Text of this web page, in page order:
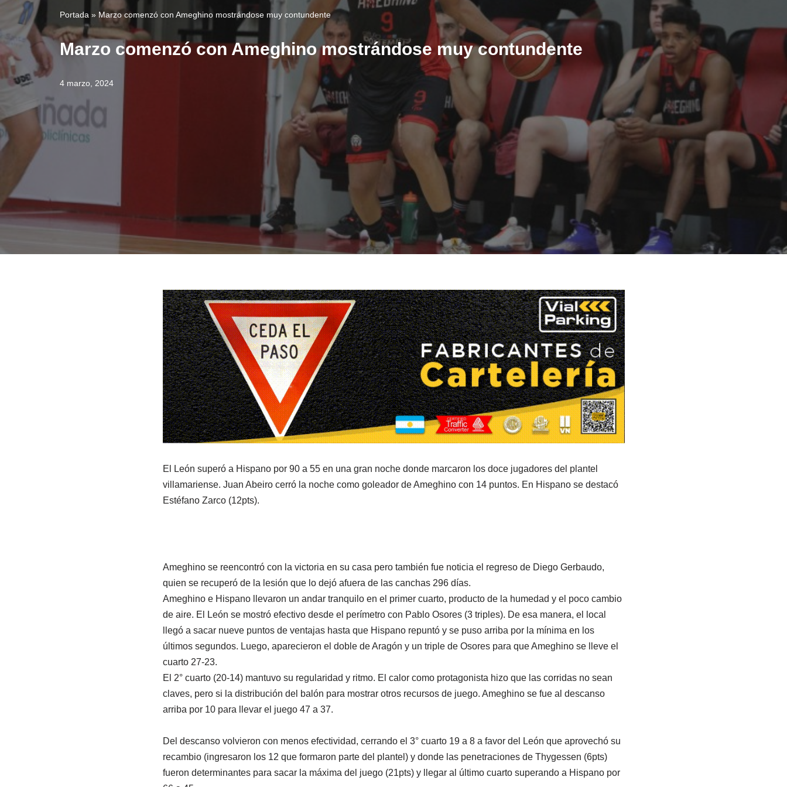
Portada » Marzo comenzó con Ameghino mostrándose muy contundente
Marzo comenzó con Ameghino mostrándose muy contundente
4 marzo, 2024
El León superó a Hispano por 90 a 55 en una gran noche donde marcaron los doce jugadores del plantel
villamariense. Juan Abeiro cerró la noche como goleador de Ameghino con 14 puntos. En Hispano se destacó
Estéfano Zarco (12pts).
Ameghino se reencontró con la victoria en su casa pero también fue noticia el regreso de Diego Gerbaudo,
quien se recuperó de la lesión que lo dejó afuera de las canchas 296 días.
Ameghino e Hispano llevaron un andar tranquilo en el primer cuarto, producto de la humedad y el poco cambio
de aire. El León se mostró efectivo desde el perímetro con Pablo Osores (3 triples). De esa manera, el local
llegó a sacar nueve puntos de ventajas hasta que Hispano repuntó y se puso arriba por la mínima en los
últimos segundos. Luego, aparecieron el doble de Aragón y un triple de Osores para que Ameghino se lleve el
cuarto 27-23.
El 2° cuarto (20-14) mantuvo su regularidad y ritmo. El calor como protagonista hizo que las corridas no sean
claves, pero si la distribución del balón para mostrar otros recursos de juego. Ameghino se fue al descanso
arriba por 10 para llevar el juego 47 a 37.
Del descanso volvieron con menos efectividad, cerrando el 3° cuarto 19 a 8 a favor del León que aprovechó su
recambio (ingresaron los 12 que formaron parte del plantel) y donde las penetraciones de Thygessen (6pts)
fueron determinantes para sacar la máxima del juego (21pts) y llegar al último cuarto superando a Hispano por